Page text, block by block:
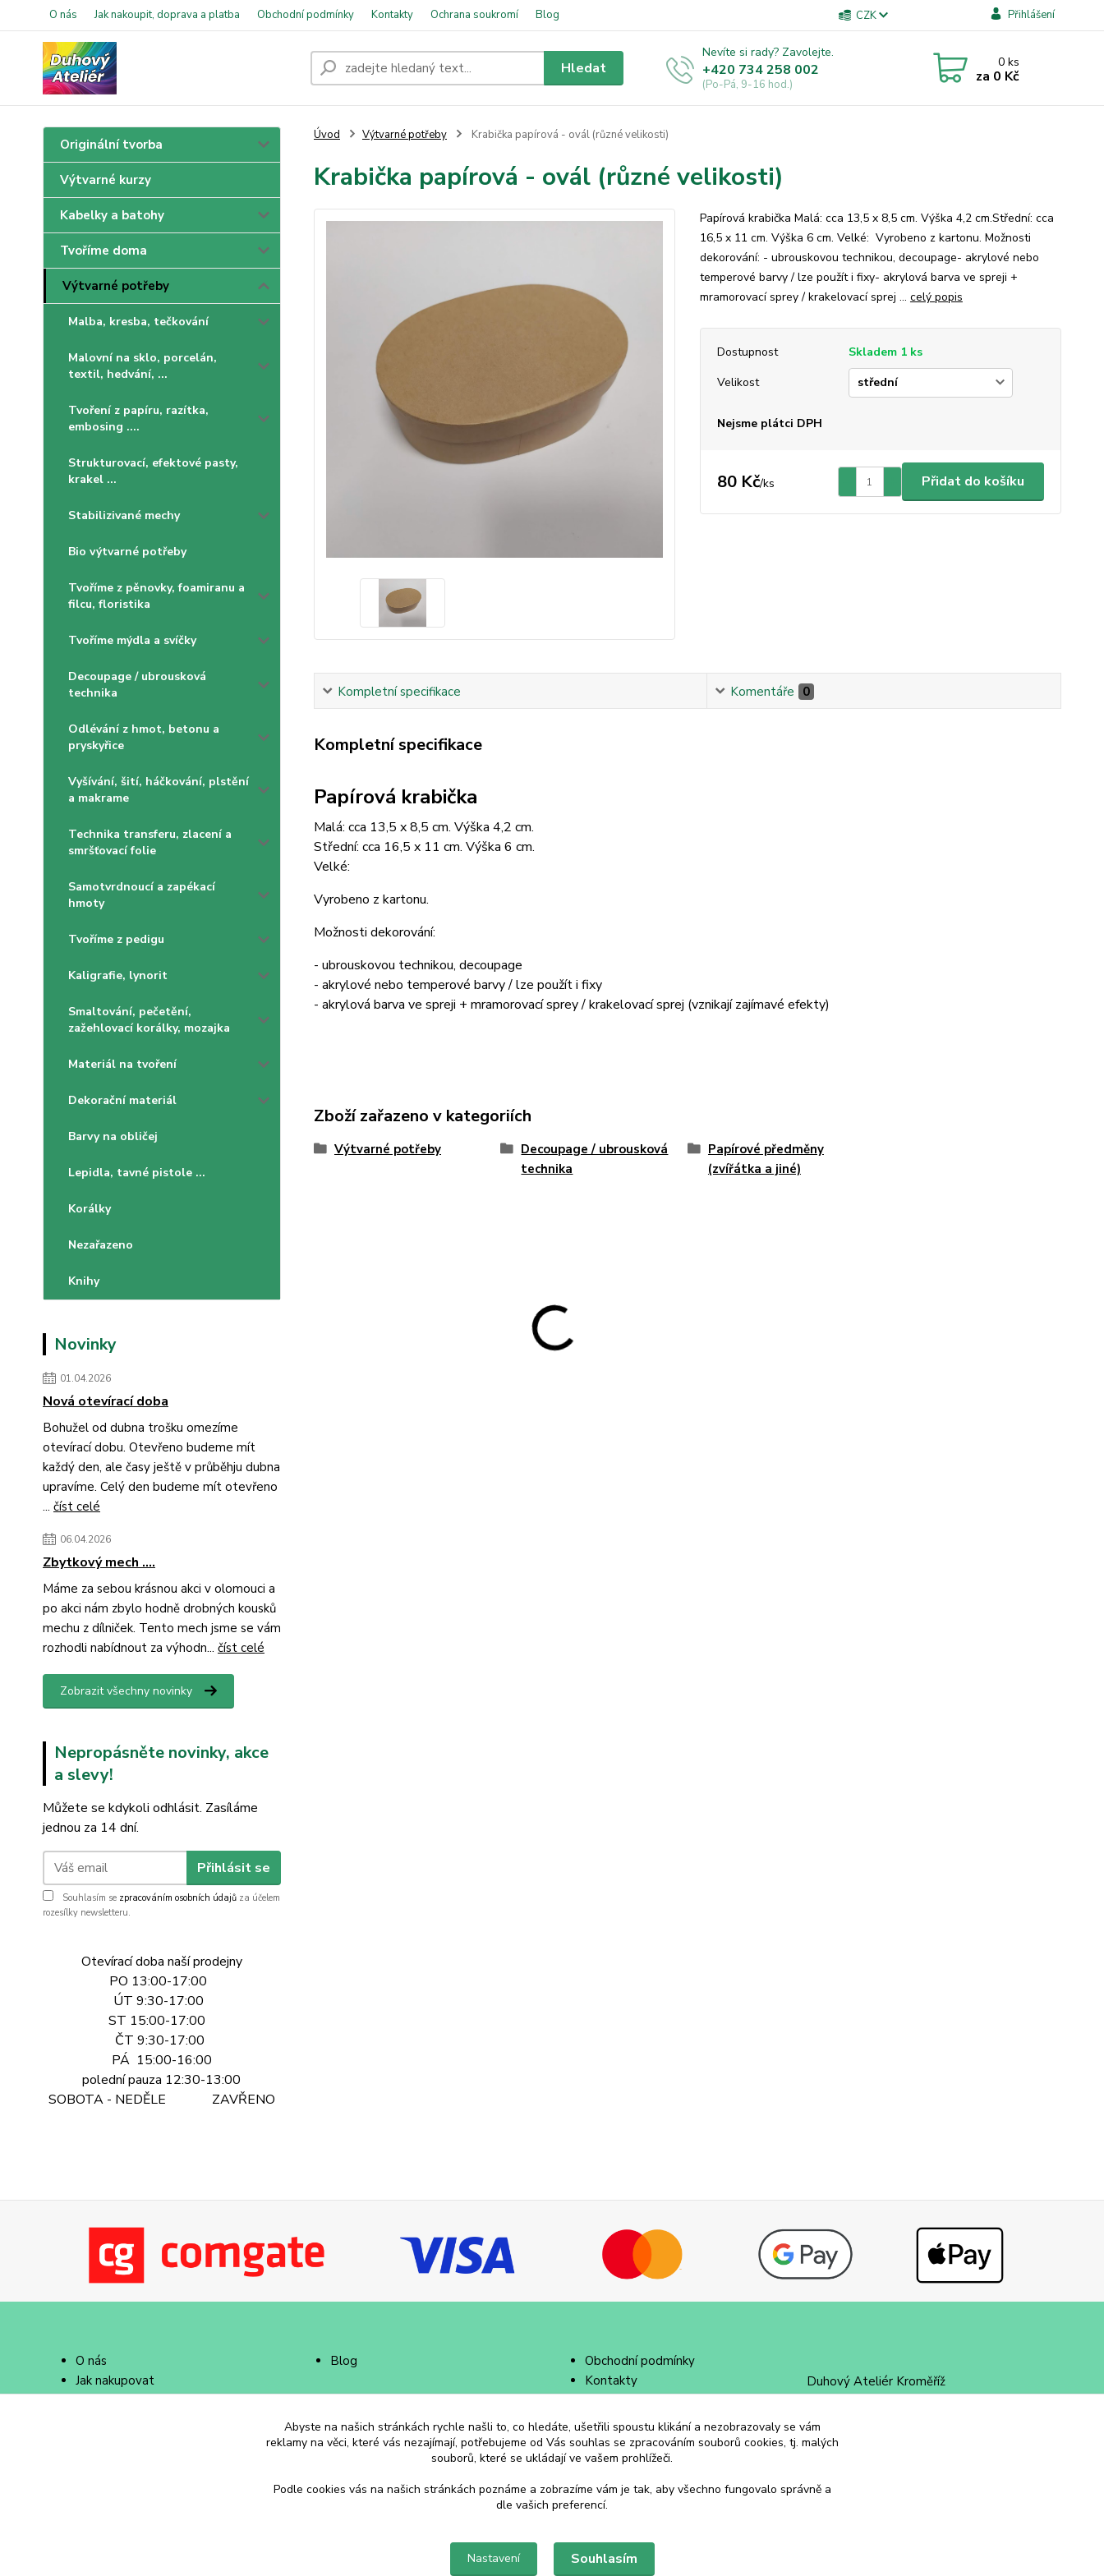
O nás Jak nakoupit, doprava a platba Obchodní podmínky Kontakty Ochrana soukromí Blog CZK Přihlášení
Hledat
Nevíte si rady? Zavolejte.
+420 734 258 002
(Po-Pá, 9-16 hod.)
0ks
za 0 Kč
Originální tvorba
Výtvarné kurzy
Kabelky a batohy
Tvoříme doma
Výtvarné potřeby
Malba, kresba, tečkování
Malovní na sklo, porcelán,
textil, hedvání, ...
Tvoření z papíru, razítka,
embosing ....
Strukturovací, efektové pasty,
krakel ...
Stabilizivané mechy
Bio výtvarné potřeby
Tvoříme z pěnovky, foamiranu a
filcu, floristika
Tvoříme mýdla a svíčky
Decoupage / ubrousková
technika
Odlévání z hmot, betonu a
pryskyřice
Vyšívání, šití, háčkování, plstění
a makrame
Technika transferu, zlacení a
smršťovací folie
Samotvrdnoucí a zapékací
hmoty
Tvoříme z pedigu
Kaligrafie, lynorit
Smaltování, pečetění,
zažehlovací korálky, mozajka
Materiál na tvoření
Dekorační materiál
Barvy na obličej
Lepidla, tavné pistole ...
Korálky
Nezařazeno
Knihy
Novinky
01.04.2026
Nová otevírací doba
Bohužel od dubna trošku omezíme
otevírací dobu. Otevřeno budeme mít
každý den, ale časy ještě v průběhju dubna
upravíme. Celý den budeme mít otevřeno
... číst celé
06.04.2026
Zbytkový mech ....
Máme za sebou krásnou akci v olomouci a
po akci nám zbylo hodně drobných kousků
mechu z dílniček. Tento mech jsme se vám
rozhodli nabídnout za výhodn... číst celé
Zobrazit všechny novinky
Nepropásněte novinky, akce
a slevy!
Můžete se kdykoli odhlásit. Zasíláme
jednou za 14 dní.
Přihlásit se
Souhlasím se zpracováním osobních údajů za účelem
rozesílky newsletteru.
Otevírací doba naší prodejny
PO 13:00-17:00
ÚT 9:30-17:00
ST 15:00-17:00
ČT 9:30-17:00
PÁ 15:00-16:00
polední pauza 12:30-13:00
SOBOTA - NEDĚLE ZAVŘENO
Úvod Výtvarné potřeby Krabička papírová - ovál (různé velikosti)
Krabička papírová - ovál (různé velikosti)
Papírová krabička Malá: cca 13,5 x 8,5 cm. Výška 4,2 cm.Střední: cca
16,5 x 11 cm. Výška 6 cm. Velké: Vyrobeno z kartonu. Možnosti
dekorování: - ubrouskovou technikou, decoupage- akrylové nebo
temperové barvy / lze použít i fixy- akrylová barva ve spreji +
mramorovací sprey / krakelovací sprej ... celý popis
Dostupnost
Skladem 1 ks
Velikost
Nejsme plátci DPH
80 Kč/ks Přidat do košíku
Kompletní specifikace Komentáře 0
Kompletní specifikace
Papírová krabička
Malá: cca 13,5 x 8,5 cm. Výška 4,2 cm.
Střední: cca 16,5 x 11 cm. Výška 6 cm.
Velké:
Vyrobeno z kartonu.
Možnosti dekorování:
- ubrouskovou technikou, decoupage
- akrylové nebo temperové barvy / lze použít i fixy
- akrylová barva ve spreji + mramorovací sprey / krakelovací sprej (vznikají zajímavé efekty)
Zboží zařazeno v kategoriích
Výtvarné potřeby
Decoupage / ubrousková
technika
Papírové předměny
(zvířátka a jiné)
O nás
Jak nakupovat
Doprava a platba
Blog
Obchodní podmínky
Kontakty
Duhový Ateliér Kroměříž
+420 734 258 002
Abyste na našich stránkách rychle našli to, co hledáte, ušetřili spoustu klikání a nezobrazovaly se vám
reklamy na věci, které vás nezajímají, potřebujeme od Vás souhlas se zpracováním souborů cookies, tj. malých
souborů, které se ukládají ve vašem prohlížeči.
Podle cookies vás na našich stránkách poznáme a zobrazíme vám je tak, aby všechno fungovalo správně a
dle vašich preferencí.
Nastavení Souhlasím